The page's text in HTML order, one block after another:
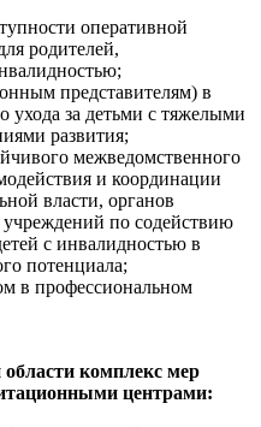
оперативной
родителей,
представителям) в
ухода за детьми с тяжелыми
развития;
межведомственного
и координации
власти, органов
учреждений по содействию
с инвалидностью в
потенциала;
в профессиональном
комплекс мер
центрами: